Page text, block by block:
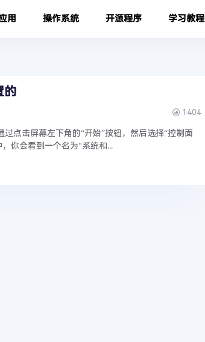
用 操作系统 开源程序 学习教程
的
1404
点击屏幕左下角的“开始”按钮，然后选择“控制面
你会看到一个名为“系统和...